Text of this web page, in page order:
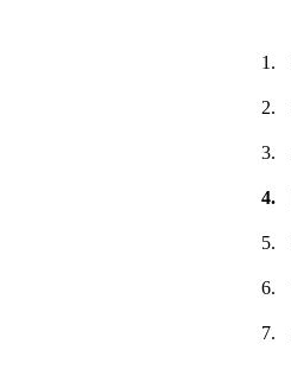
1.
2.
3.
4.
5.
6.
7.